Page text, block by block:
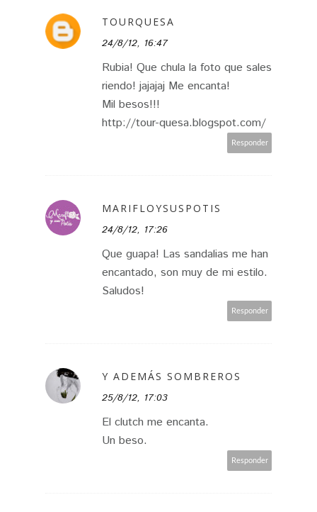
TOURQUESA
24/8/12, 16:47
Rubia! Que chula la foto que sales
riendo! jajajaj Me encanta!
Mil besos!!!
http://tour-quesa.blogspot.com/
Responder
MARIFLOYSUSPOTIS
24/8/12, 17:26
Que guapa! Las sandalias me han
encantado, son muy de mi estilo.
Saludos!
Responder
Y ADEMÁS SOMBREROS
25/8/12, 17:03
El clutch me encanta.
Un beso.
Responder